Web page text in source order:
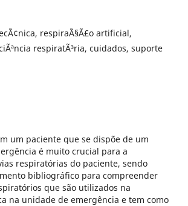
respiraÃ§Ã£o artificial,
respiratÃ³ria, cuidados, suporte
um paciente que se dispõe de um
é muito crucial para a
respiratórias do paciente, sendo
bibliográfico para compreender
que são utilizados na
na unidade de emergência e tem como